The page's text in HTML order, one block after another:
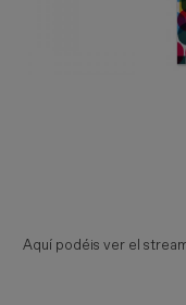
Aquí podéis ver el